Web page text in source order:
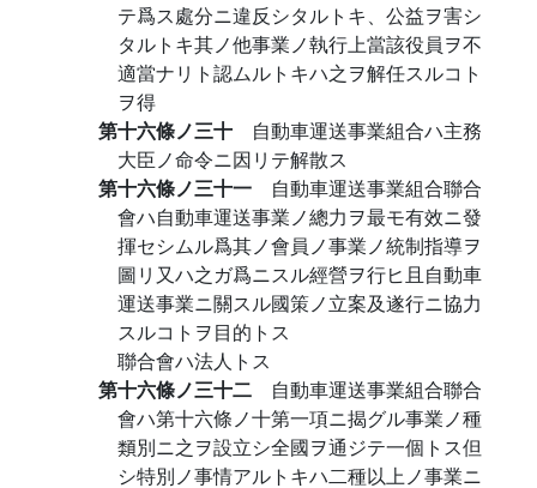
テ爲ス處分ニ違反シタルトキ、公益ヲ害シ
タルトキ其ノ他事業ノ執行上當該役員ヲ不
適當ナリト認ムルトキハ之ヲ解任スルコト
ヲ得
第十六條ノ三十 自動車運送事業組合ハ主務
大臣ノ命令ニ因リテ解散ス
第十六條ノ三十一 自動車運送事業組合聯合
會ハ自動車運送事業ノ總力ヲ最モ有效ニ發
揮セシムル爲其ノ會員ノ事業ノ統制指導ヲ
圖リ又ハ之ガ爲ニスル經營ヲ行ヒ且自動車
運送事業ニ關スル國策ノ立案及遂行ニ協力
スルコトヲ目的トス
聯合會ハ法人トス
第十六條ノ三十二 自動車運送事業組合聯合
會ハ第十六條ノ十第一項ニ揭グル事業ノ種
類別ニ之ヲ設立シ全國ヲ通ジテ一個トス但
シ特別ノ事情アルトキハ二種以上ノ事業ニ